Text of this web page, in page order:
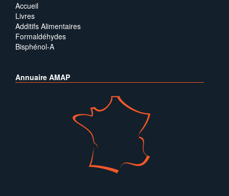
Accueil
Livres
Additifs Alimentaires
Formaldéhydes
Bisphénol-A
Annuaire AMAP